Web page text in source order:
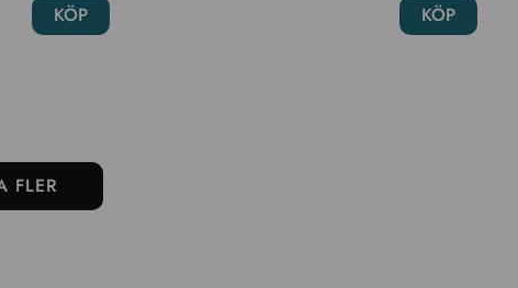
KÖP
KÖP
FLER